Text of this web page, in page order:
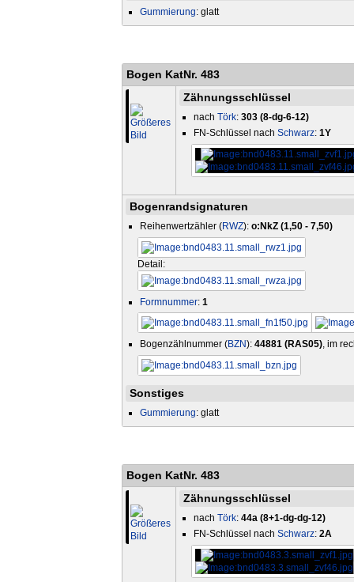
Gummierung: glatt
Bogen KatNr. 483
Zähnungsschlüssel
nach Törk: 303 (8-dg-6-12)
FN-Schlüssel nach Schwarz: 1Y
Bogenrandsignaturen
Reihenwertzähler (RWZ): o:NkZ (1,50 - 7,50)
Detail:
Formnummer: 1
Bogenzählnummer (BZN): 44881 (RAS05), im
Sonstiges
Gummierung: glatt
Bogen KatNr. 483
Zähnungsschlüssel
nach Törk: 44a (8+1-dg-dg-12)
FN-Schlüssel nach Schwarz: 2A